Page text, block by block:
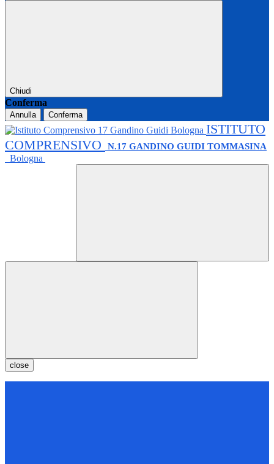
Chiudi
Conferma
Annulla Conferma
ISTITUTO
COMPRENSIVO
N.17 GANDINO GUIDI TOMMASINA
Bologna
close